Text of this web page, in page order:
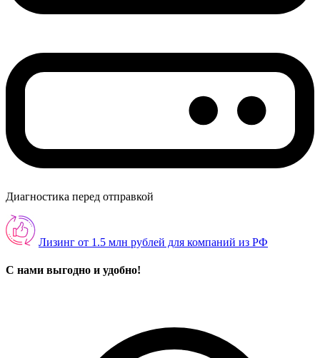
Диагностика перед отправкой
Лизинг от 1.5 млн рублей для компаний из РФ
С нами выгодно и удобно!